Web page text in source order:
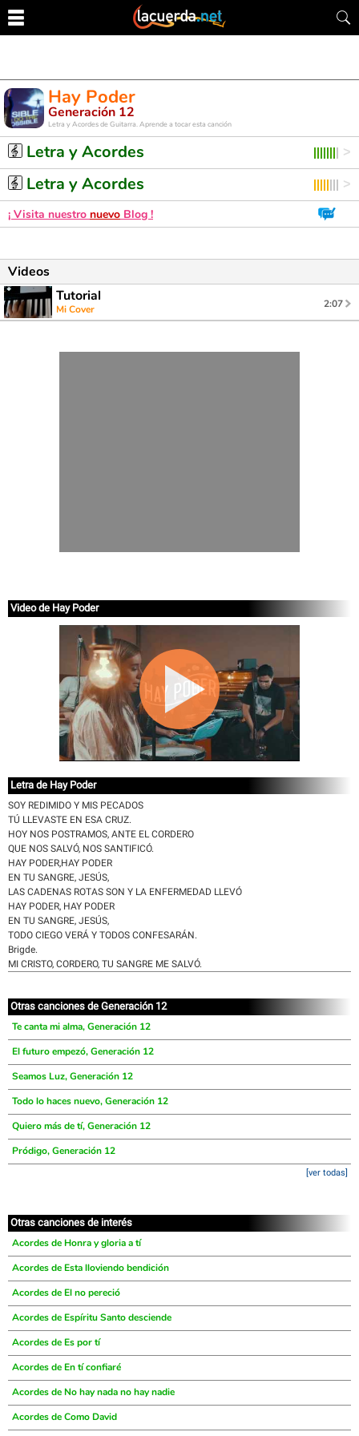
Hay Poder
Generación 12
Letra y Acordes de Guitarra. Aprende a tocar esta canción
Letra y Acordes
Letra y Acordes
¡ Visita nuestro nuevo Blog !
Videos
Tutorial
Mi Cover 2:07
Video de Hay Poder
Letra de Hay Poder
SOY REDIMIDO Y MIS PECADOS
TÚ LLEVASTE EN ESA CRUZ.
HOY NOS POSTRAMOS, ANTE EL CORDERO
QUE NOS SALVÓ, NOS SANTIFICÓ.
HAY PODER,HAY PODER
EN TU SANGRE, JESÚS,
LAS CADENAS ROTAS SON Y LA ENFERMEDAD LLEVÓ
HAY PODER, HAY PODER
EN TU SANGRE, JESÚS,
TODO CIEGO VERÁ Y TODOS CONFESARÁN.
Brigde.
MI CRISTO, CORDERO, TU SANGRE ME SALVÓ.
Otras canciones de Generación 12
Te canta mi alma, Generación 12
El futuro empezó, Generación 12
Seamos Luz, Generación 12
Todo lo haces nuevo, Generación 12
Quiero más de tí, Generación 12
Pródigo, Generación 12
[ver todas]
Otras canciones de interés
Acordes de Honra y gloria a tí
Acordes de Esta lloviendo bendición
Acordes de El no pereció
Acordes de Espíritu Santo desciende
Acordes de Es por tí
Acordes de En tí confiaré
Acordes de No hay nada no hay nadie
Acordes de Como David